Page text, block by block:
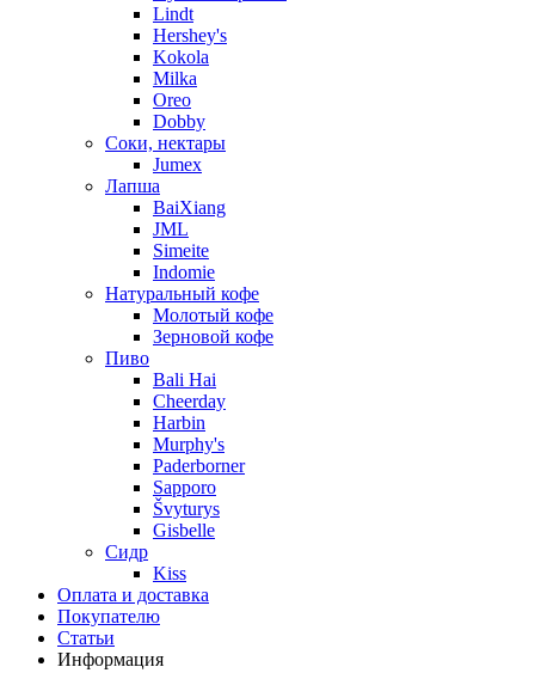
Lindt
Hershey's
Kokola
Milka
Oreo
Dobby
Соки, нектары
Jumex
Лапша
BaiXiang
JML
Simeite
Indomie
Натуральный кофе
Молотый кофе
Зерновой кофе
Пиво
Bali Hai
Cheerday
Harbin
Murphy's
Paderborner
Sapporo
Švyturys
Gisbelle
Сидр
Kiss
Оплата и доставка
Покупателю
Статьи
Информация